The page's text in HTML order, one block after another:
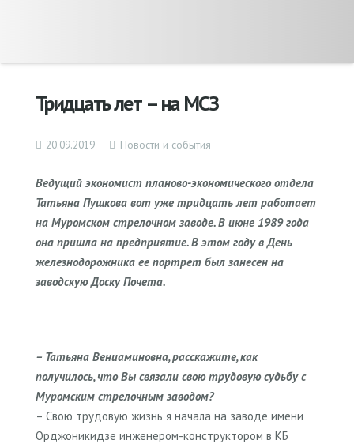
Тридцать лет – на МСЗ
20.09.2019 Новости и события
Ведущий экономист планово-экономического отдела
Татьяна Пушкова вот уже тридцать лет работает
на Муромском стрелочном заводе. В июне 1989 года
она пришла на предприятие. В этом году в День
железнодорожника ее портрет был занесен на
заводскую Доску Почета.
– Татьяна Вениаминовна, расскажите, как
получилось, что Вы связали свою трудовую судьбу с
Муромским стрелочным заводом?
– Свою трудовую жизнь я начала на заводе имени
Орджоникидзе инженером-конструктором в КБ